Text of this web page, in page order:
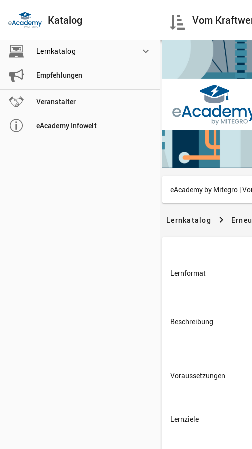
Katalog
 Lernkatalog
 Empfehlungen
 Veranstalter
 eAcademy Infowelt